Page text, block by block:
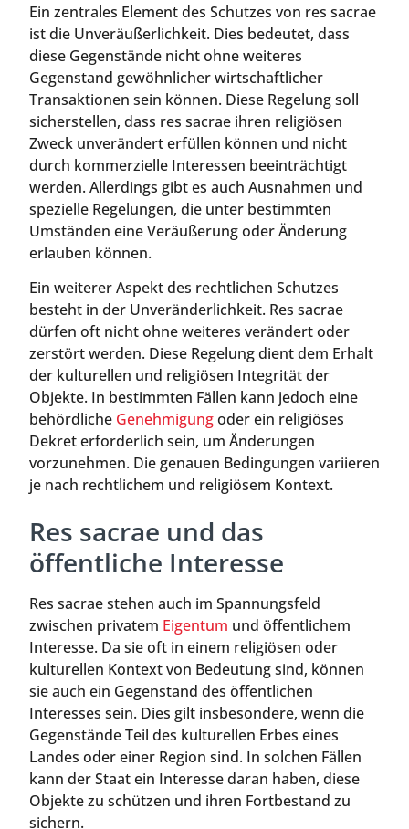
Ein zentrales Element des Schutzes von res sacrae
ist die Unveräußerlichkeit. Dies bedeutet, dass
diese Gegenstände nicht ohne weiteres
Gegenstand gewöhnlicher wirtschaftlicher
Transaktionen sein können. Diese Regelung soll
sicherstellen, dass res sacrae ihren religiösen
Zweck unverändert erfüllen können und nicht
durch kommerzielle Interessen beeinträchtigt
werden. Allerdings gibt es auch Ausnahmen und
spezielle Regelungen, die unter bestimmten
Umständen eine Veräußerung oder Änderung
erlauben können.
Ein weiterer Aspekt des rechtlichen Schutzes
besteht in der Unveränderlichkeit. Res sacrae
dürfen oft nicht ohne weiteres verändert oder
zerstört werden. Diese Regelung dient dem Erhalt
der kulturellen und religiösen Integrität der
Objekte. In bestimmten Fällen kann jedoch eine
behördliche Genehmigungoder ein religiöses
Dekret erforderlich sein, um Änderungen
vorzunehmen. Die genauen Bedingungen variieren
je nach rechtlichem und religiösem Kontext.
Res sacrae und das
öffentliche Interesse
Res sacrae stehen auch im Spannungsfeld
zwischen privatem Eigentum und öffentlichem
Interesse. Da sie oft in einem religiösen oder
kulturellen Kontext von Bedeutung sind, können
sie auch ein Gegenstand des öffentlichen
Interesses sein. Dies gilt insbesondere, wenn die
Gegenstände Teil des kulturellen Erbes eines
Landes oder einer Region sind. In solchen Fällen
kann der Staat ein Interesse daran haben, diese
Objekte zu schützen und ihren Fortbestand zu
sichern.